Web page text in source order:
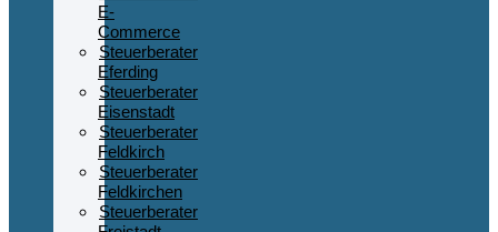
E-
Commerce
Steuerberater
Eferding
Steuerberater
Eisenstadt
Steuerberater
Feldkirch
Steuerberater
Feldkirchen
Steuerberater